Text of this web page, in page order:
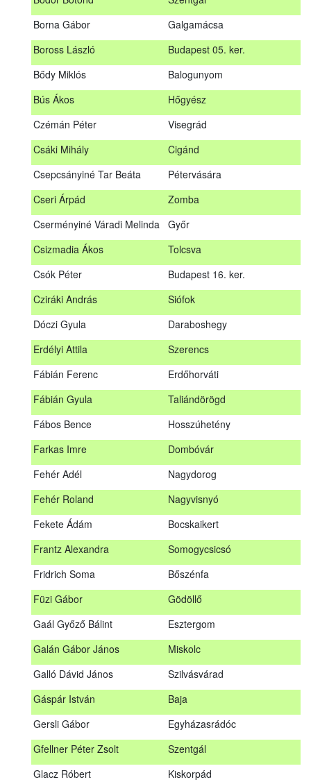
Borna Gábor
Galgamácsa
Boross László
Budapest 05. ker.
Bődy Miklós
Balogunyom
Bús Ákos
Hőgyész
Czémán Péter
Visegrád
Csáki Mihály
Cigánd
Csepcsányiné Tar Beáta
Pétervására
Cseri Árpád
Zomba
Cserményiné Váradi Melinda Győr
Csizmadia Ákos
Tolcsva
Csók Péter
Budapest 16. ker.
Cziráki András
Siófok
Dóczi Gyula
Daraboshegy
Erdélyi Attila
Szerencs
Fábián Ferenc
Erdőhorváti
Fábián Gyula
Taliándörögd
Fábos Bence
Hosszúhetény
Farkas Imre
Dombóvár
Fehér Adél
Nagydorog
Fehér Roland
Nagyvisnyó
Fekete Ádám
Bocskaikert
Frantz Alexandra
Somogycsicsó
Fridrich Soma
Bőszénfa
Füzi Gábor
Gödöllő
Gaál Győző Bálint
Esztergom
Galán Gábor János
Miskolc
Galló Dávid János
Szilvásvárad
Gáspár István
Baja
Gersli Gábor
Egyházasrádóc
Gfellner Péter Zsolt
Szentgál
Glacz Róbert
Kiskorpád
Tiszanána
Almamellék
Felsőtárkány
Balogh Máté
Baranyajenő
Arló
Várdomb
Bodor Botond
Szentgál
Boross László
Bődy Miklós
Bús Ákos
Hőgyész
Barcs
Cseri Árpád
Cserményiné Váradi Melinda
Csók Péter
Budapest 16. ker.
Daraboshegy
Erdőhorváti
Taliándörögd
Dombóvár
Fekete Ádám
Bocskaikert
Gaál Győző Bálint
Esztergom
Miskolc
Szilvásvárad